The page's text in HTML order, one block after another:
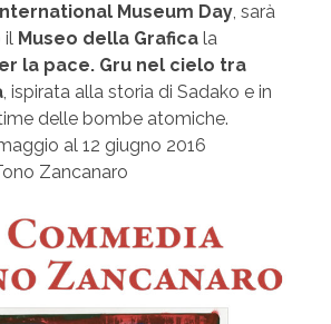
Museum Day, sarà
il Museo della Grafica la
la pace. Gru nel cielo tra
, ispirata alla storia di Sadako e in
delle bombe atomiche.
al 12 giugno 2016
Zancanaro